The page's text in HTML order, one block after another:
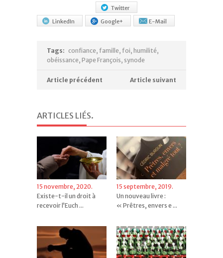
Twitter
LinkedIn
Google+ E-Mail
Tags: confiance, famille, foi, humilité,
obéissance, Pape François, synode
Article précédent Article suivant
ARTICLES LIÉS.
15 novembre, 2020.
Existe-t-il un droit à
recevoir l’Euch ...
15 septembre, 2019.
Un nouveau livre :
« Prêtres, envers e ...